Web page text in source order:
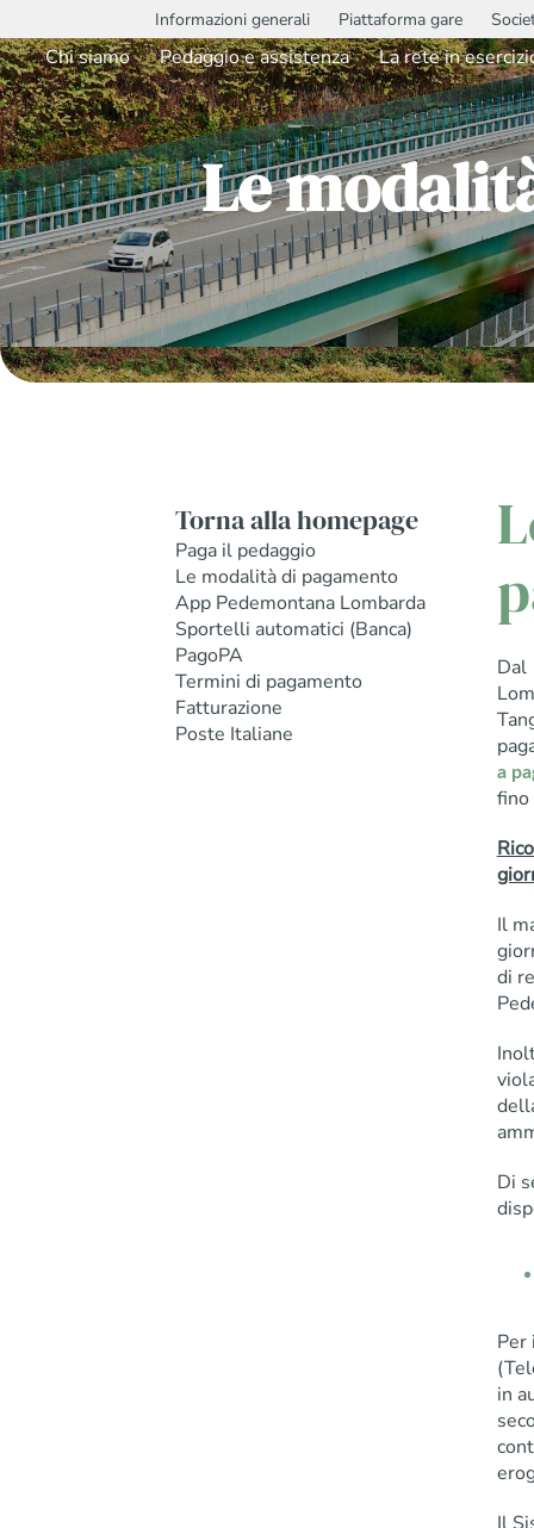
Informazioni generali Piattaforma gare
Chi siamo Pedaggio e assistenza La rete in
Le
Torna alla homepage
Paga il pedaggio
Le modalità di pagamento
App Pedemontana Lombarda
Sportelli automatici (Banca)
PagoPA
Termini di pagamento
Fatturazione
Poste Italiane
Dal
a
fino
Il
di
Di
Per
in